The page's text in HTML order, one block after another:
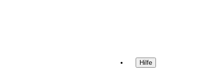
Hilfe